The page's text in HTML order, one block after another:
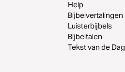
Help
Bijbelvertalingen
Luisterbijbels
Bijbeltalen
Tekst van de Dag